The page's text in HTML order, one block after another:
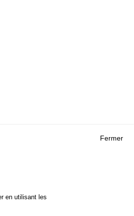
Fermer
en utilisant les